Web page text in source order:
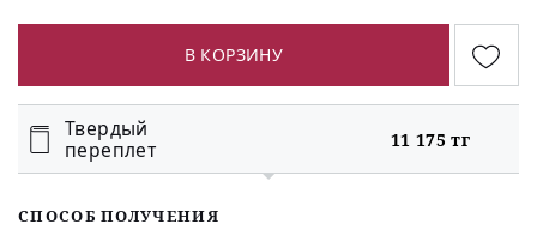
В КОРЗИНУ
Твердый
переплет
11 175 тг
СПОСОБ ПОЛУЧЕНИЯ